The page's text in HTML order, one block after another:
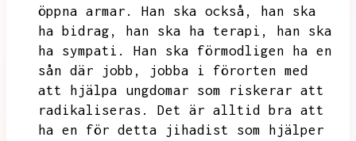
öppna armar.
Han ska också,
han ska
ha bidrag,
han ska ha terapi,
han ska
ha sympati.
Han ska förmodligen ha en
sån där jobb,
jobba i förorten med
att hjälpa ungdomar som riskerar att
radikaliseras.
Det är alltid bra att
ha en för detta jihadist som hjälper